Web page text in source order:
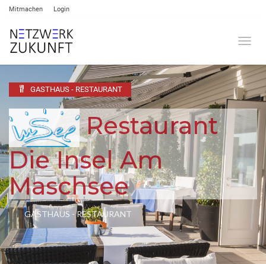
Mitmachen Login
GASTHAUS - RESTAURANT
Restaurant
Die Insel Am
Maschsee
GASTHAUS - RESTAURANT